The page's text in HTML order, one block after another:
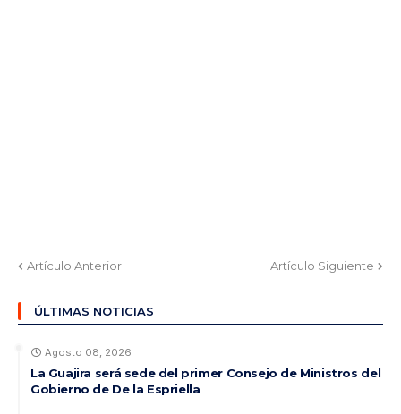
Artículo Anterior Artículo Siguiente
ÚLTIMAS NOTICIAS
Agosto 08, 2026
La Guajira será sede del primer Consejo de Ministros del
Gobierno de De la Espriella